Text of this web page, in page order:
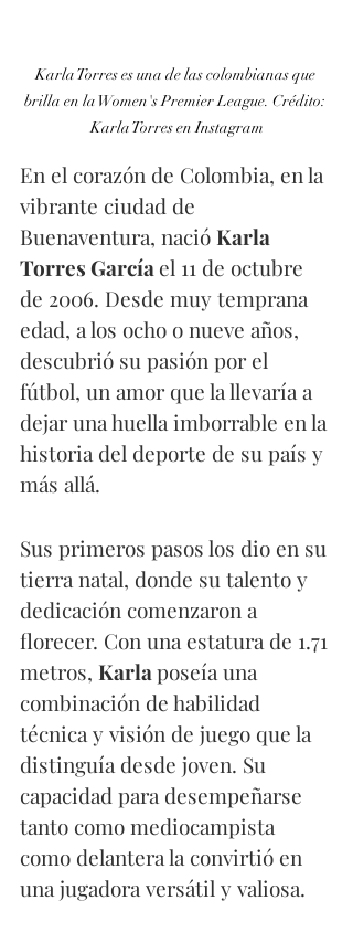
Karla Torres es una de las colombianas que
brilla en la Women's Premier League. Crédito:
Karla Torres en Instagram
En el corazón de Colombia, en la
vibrante ciudad de
Buenaventura, nació Karla
Torres García el 11 de octubre
de 2006. Desde muy temprana
edad, a los ocho o nueve años,
descubrió su pasión por el
fútbol, un amor que la llevaría a
dejar una huella imborrable en la
historia del deporte de su país y
más allá.
Sus primeros pasos los dio en su
tierra natal, donde su talento y
dedicación comenzaron a
florecer. Con una estatura de 1.71
metros, Karla poseía una
combinación de habilidad
técnica y visión de juego que la
distinguía desde joven. Su
capacidad para desempeñarse
tanto como mediocampista
como delantera la convirtió en
una jugadora versátil y valiosa.